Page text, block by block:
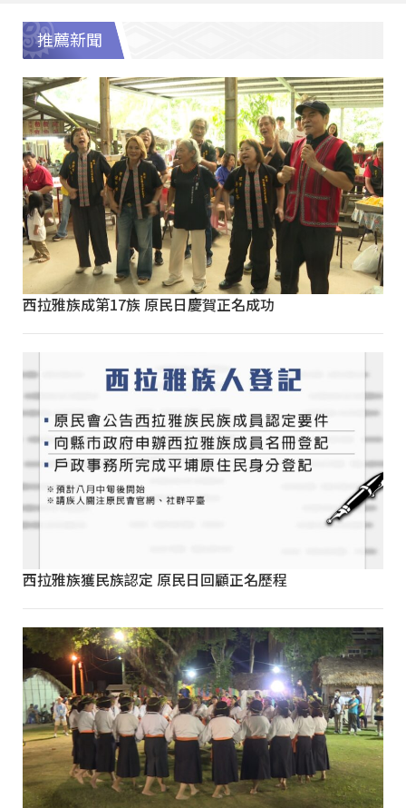
推薦新聞
西拉雅族成第17族 原民日慶賀正名成功
西拉雅族獲民族認定 原民日回顧正名歷程